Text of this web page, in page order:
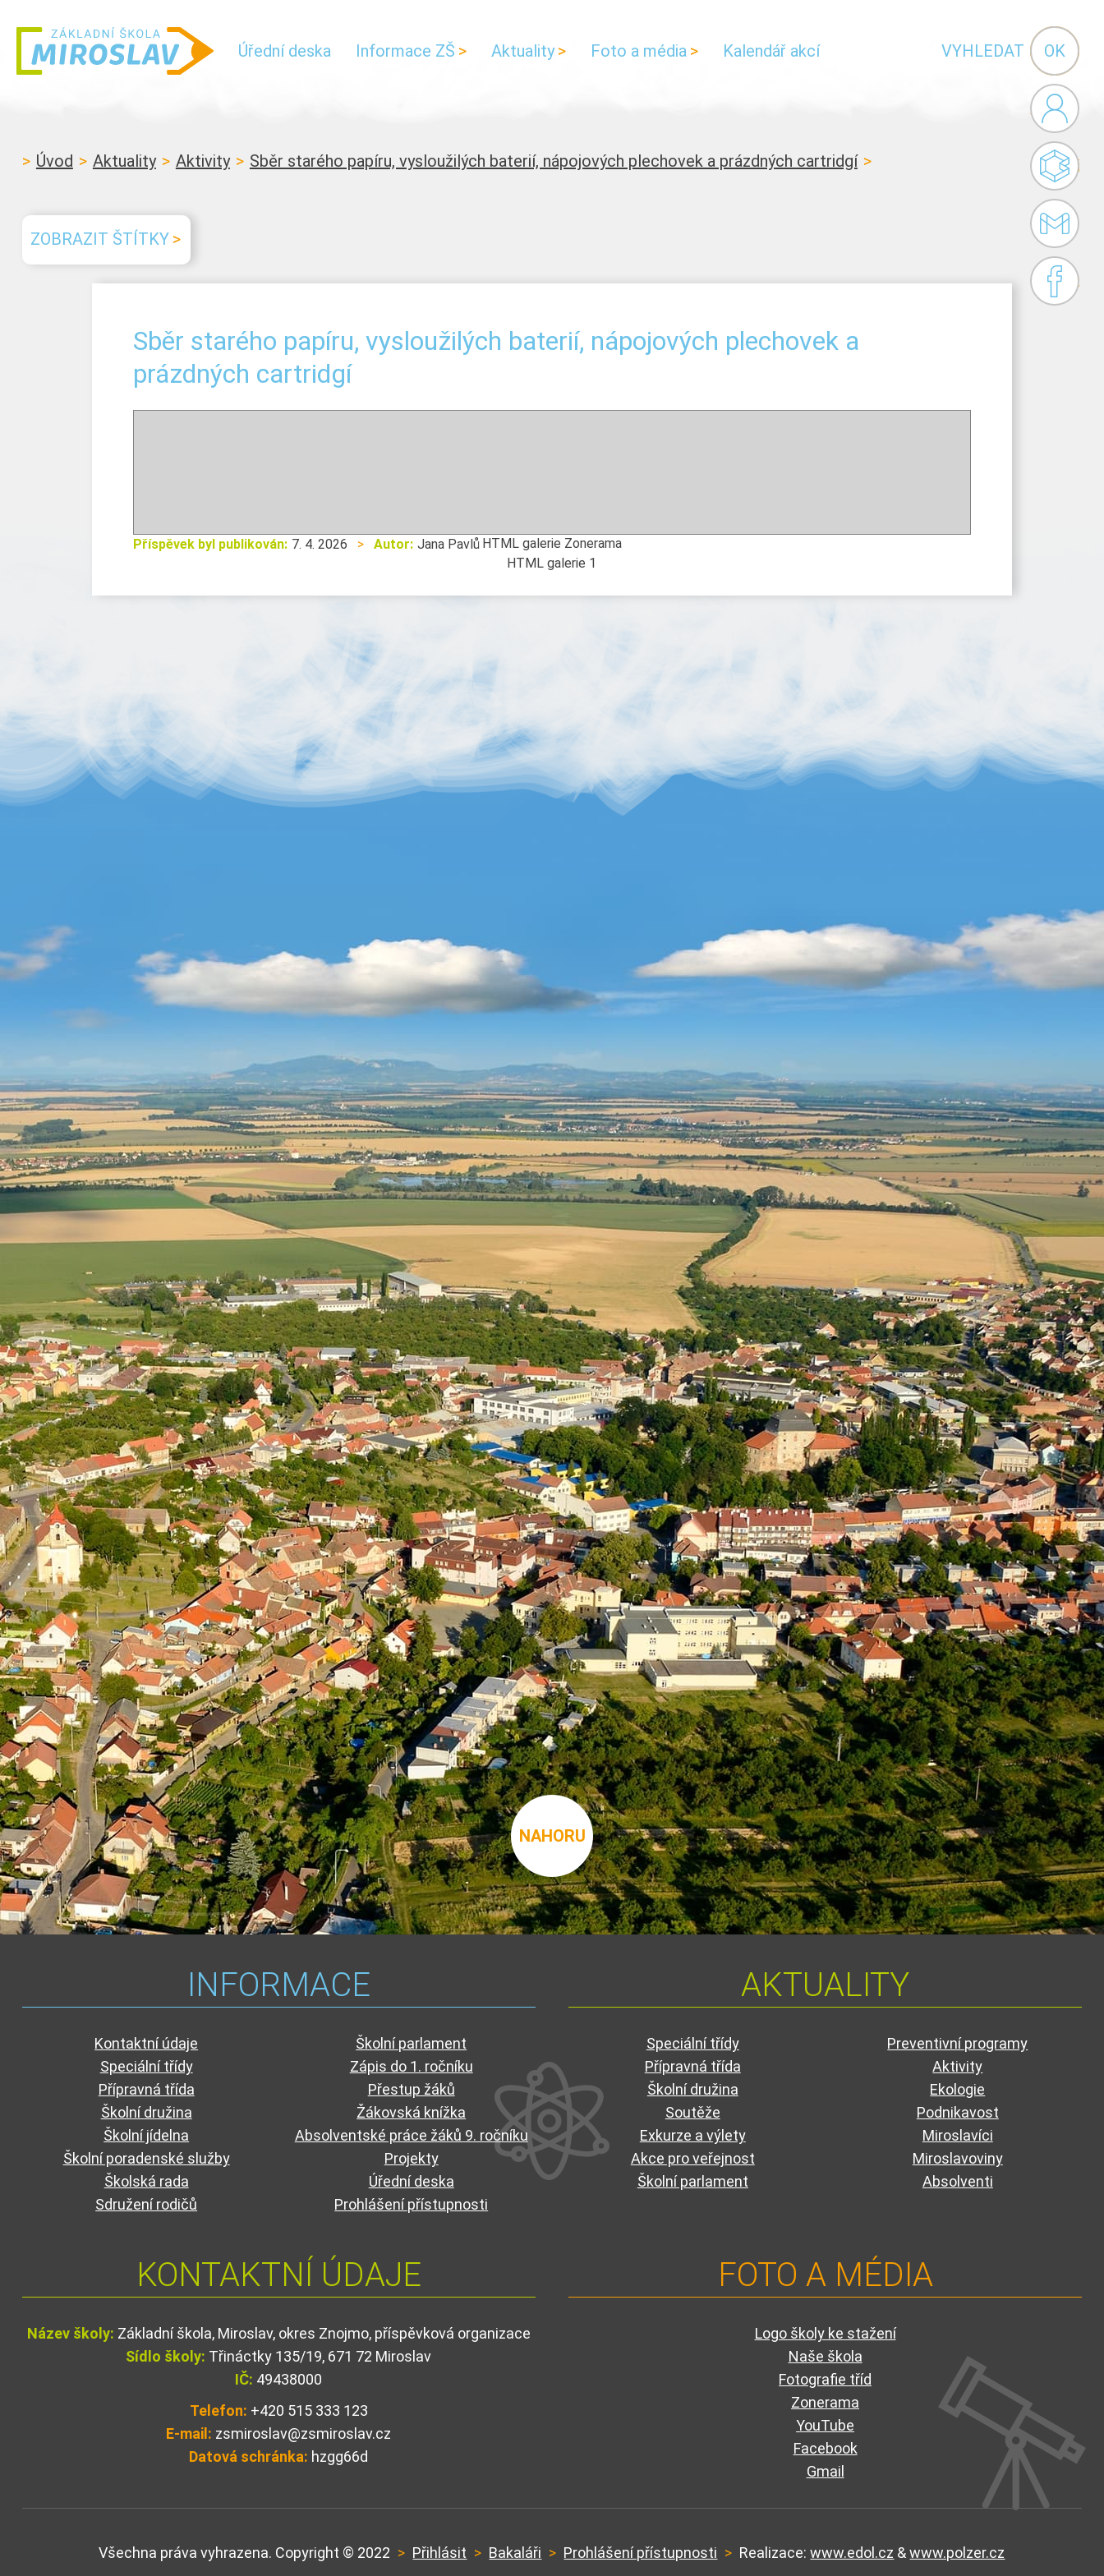
CONTENT
Úřední deska Informace ZŠ Aktuality Foto a média Kalendář akcí VYHLEDAT
Vyhledávání
Bakaláři
Gmail
Facebook
Úvod Aktuality Aktivity Sběr starého papíru, vysloužilých baterií, nápojových plechovek a prázdných cartridgí
ZOBRAZIT ŠTÍTKY
Sběr starého papíru, vysloužilých baterií, nápojových plechovek a
prázdných cartridgí
HTML galerie Zonerama
HTML galerie 1
Příspěvek byl publikován: 7. 4. 2026 > Autor: Jana Pavlů
NAHORU
INFORMACE
Kontaktní údaje
Speciální třídy
Přípravná třída
Školní družina
Školní jídelna
Školní poradenské služby
Školská rada
Sdružení rodičů
Školní parlament
Zápis do 1. ročníku
Přestup žáků
Žákovská knížka
Absolventské práce žáků 9. ročníku
Projekty
Úřední deska
Prohlášení přístupnosti
AKTUALITY
Speciální třídy
Přípravná třída
Školní družina
Soutěže
Exkurze a výlety
Akce pro veřejnost
Školní parlament
Preventivní programy
Aktivity
Ekologie
Podnikavost
Miroslavíci
Miroslavoviny
Absolventi
KONTAKTNÍ ÚDAJE
Název školy: Základní škola, Miroslav, okres Znojmo, příspěvková organizace
Sídlo školy: Třináctky 135/19, 671 72 Miroslav
IČ: 49438000
Telefon: +420 515 333 123
E-mail: zsmiroslav@zsmiroslav.cz
Datová schránka: hzgg66d
FOTO A MÉDIA
Logo školy ke stažení
Naše škola
Fotografie tříd
Zonerama
YouTube
Facebook
Gmail
Všechna práva vyhrazena. Copyright © 2022 > Přihlásit > Bakaláři > Prohlášení přístupnosti > Realizace:www.edol.cz &www.polzer.cz